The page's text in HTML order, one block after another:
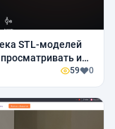
и
59 0